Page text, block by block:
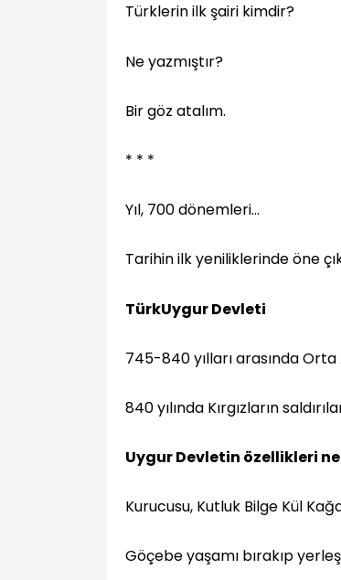
Türklerin ilk şairi kimdir?
Ne yazmıştır?
Bir göz atalım.
* * *
Yıl, 700 dönemleri…
Tarihin ilk yeniliklerinde öne
TürkUygur Devleti
745-840 yılları arasında
840 yılında Kırgızların
Uygur Devletin özellikleri
Kurucusu, Kutluk Bilge Kül
Göçebe yaşamı bırakıp